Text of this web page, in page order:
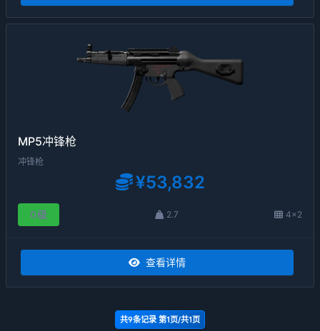
MP5冲锋枪
冲锋枪
¥53,832
0级 2.7 4×2
查看详情
共9条记录 第1页/共1页